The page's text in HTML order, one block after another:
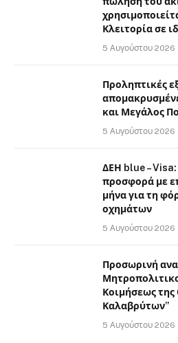
Κλειτορία σε
5 Αυγούστου 2026
Προληπτικές
και Μεγάλος
5 Αυγούστου 2026
ΔΕΗ blue –
προσφορά με
μήνα για τη
οχημάτων
5 Αυγούστου 2026
Προσωρινή
Κοιμήσεως
Καλαβρύτων”
5 Αυγούστου 2026